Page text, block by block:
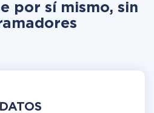
por sí mismo, sin